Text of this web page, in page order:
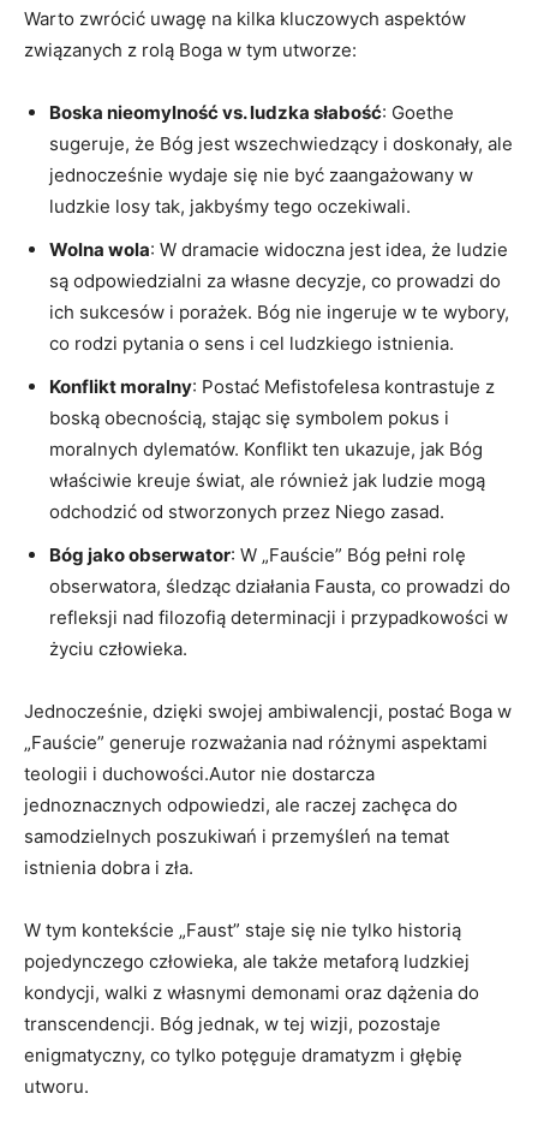
Warto zwrócić uwagę na kilka kluczowych aspektów
związanych z rolą Boga w tym utworze:
Boska nieomylność vs. ludzka słabość: Goethe
sugeruje, że Bóg jest wszechwiedzący i doskonały, ale
jednocześnie wydaje się nie być zaangażowany w
ludzkie losy tak, jakbyśmy tego oczekiwali.
Wolna wola: W dramacie widoczna jest idea, że ludzie
są odpowiedzialni za własne decyzje, co prowadzi do
ich sukcesów i porażek. Bóg nie ingeruje w te wybory,
co rodzi pytania o sens i cel ludzkiego istnienia.
Konflikt moralny: Postać Mefistofelesa kontrastuje z
boską obecnością, stając się symbolem pokus i
moralnych dylematów. Konflikt ten ukazuje, jak Bóg
właściwie kreuje świat, ale również jak ludzie mogą
odchodzić od stworzonych przez Niego zasad.
Bóg jako obserwator: W „Fauście” Bóg pełni rolę
obserwatora, śledząc działania Fausta, co prowadzi do
refleksji nad filozofią determinacji i przypadkowości w
życiu człowieka.
Jednocześnie, dzięki swojej ambiwalencji, postać Boga w
„Fauście” generuje rozważania nad różnymi aspektami
teologii i duchowości.Autor nie dostarcza
jednoznacznych odpowiedzi, ale raczej zachęca do
samodzielnych poszukiwań i przemyśleń na temat
istnienia dobra i zła.
W tym kontekście „Faust” staje się nie tylko historią
pojedynczego człowieka, ale także metaforą ludzkiej
kondycji, walki z własnymi demonami oraz dążenia do
transcendencji. Bóg jednak, w tej wizji, pozostaje
enigmatyczny, co tylko potęguje dramatyzm i głębię
utworu.